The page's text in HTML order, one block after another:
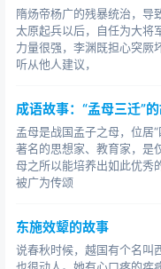
隋炀帝杨广的残暴统治，导
太原起兵以后，自任为大将
力量很强，李渊既担心突厥
听从他人建议，
成语故事：“孟母三迁”
孟母是战国孟子之母，位居
著名的思想家、教育家，是
母之所以能培养出如此优秀
被广为传颂
东施效颦的故事
说春秋时候，越国有个名叫